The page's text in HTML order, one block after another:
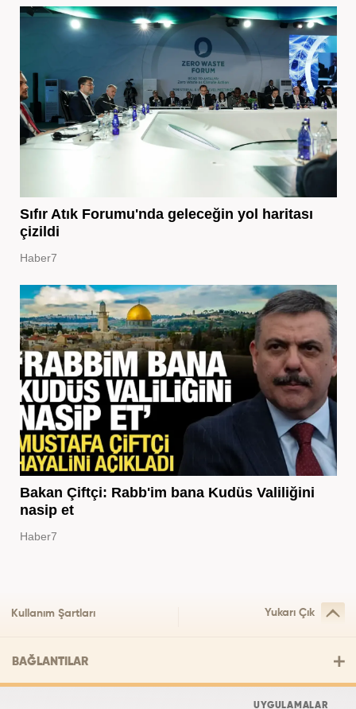
Sıfır Atık Forumu'nda geleceğin yol haritası
çizildi
Haber7
Bakan Çiftçi: Rabb'im bana Kudüs Valiliğini
nasip et
Haber7
Kullanım Şartları Yukarı Çık
BAĞLANTILAR
UYGULAMALAR